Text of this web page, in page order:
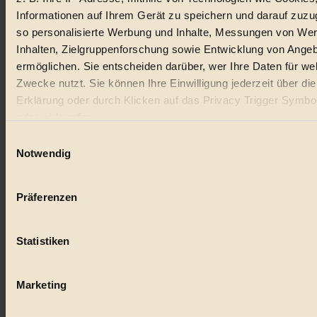
Informationen auf Ihrem Gerät zu speichern und darauf
so personalisierte Werbung und Inhalte, Messungen von
Inhalten, Zielgruppenforschung sowie Entwicklung von
ermöglichen. Sie entscheiden darüber, wer Ihre Daten für
Zwecke nutzt. Sie können Ihre Einwilligung jederzeit über
Erklärung oder durch Klicken auf das Privacy Trigger
Wenn Sie es erlauben, würden wir auch gerne:
Ihr Gerät durch aktives Scannen nach bestimmten
Erfahren Sie mehr darüber, wie Ihre persönlichen Daten
Notwendig
Präferenzen
Statistiken
Marketing
Natur